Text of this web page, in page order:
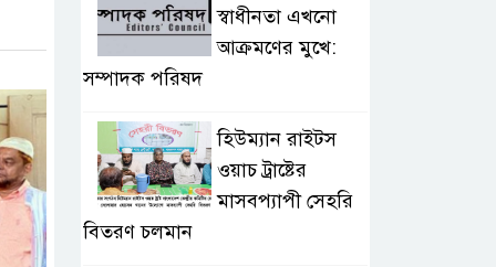
স্বাধীনতা এখনো
আক্রমণের মুখে:
সম্পাদক পরিষদ
হিউম্যান রাইটস
ওয়াচ ট্রাষ্টের
মাসবপ্যাপী সেহরি
বিতরণ চলমান